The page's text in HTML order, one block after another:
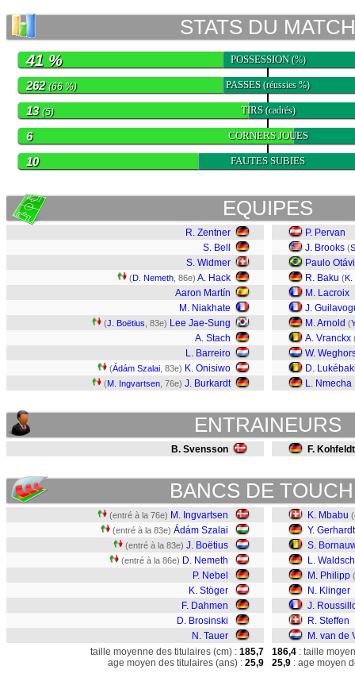
STATS DU MATCH
POSSESSION(%)
41 %
PASSES(réussies %)
262(66 %)
TIRS(cadrés)
13(5)
CORNERS JOUES
6
FAUTES SUBIES
10
EQUIPES
R. Zentner
S. Bell
S. Widmer
(D. Nemeth , 86e) A. Hack
Aaron Martín
M. Niakhate
(J. Boëtius , 83e) Lee Jae-Sung
A. Stach
L. Barreiro
(Ádám Szalai , 83e) K. Onisiwo
(M. Ingvartsen , 76e) J. Burkardt
P. Pervan
J. Brooks (
Paulo
R. Baku (K.
M. Lacroix
J.
M. Arnold (
A. Vranckx
W.
D.
L. Nmecha
ENTRAINEURS
B. Svensson F. Kohfeldt
BANCS DE
(entré à la 76e) M. Ingvartsen
(entré à la 83e) Ádám Szalai
(entré à la 83e) J. Boëtius
(entré à la 86e) D. Nemeth
P. Nebel
K. Stöger
F. Dahmen
D. Brosinski
N. Tauer
K. Mbabu
Y. Gerhardt
S.
L.
M. Philipp
N. Klinger
J.
R. Steffen
M. van de
taille moyenne des titulaires (cm) : 185,7
age moyen des titulaires (ans) : 25,9
186,4 : taille
25,9 : age moyen